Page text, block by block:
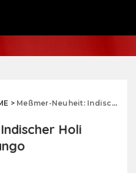
> Meßmer-Neuheit: Indischer Holi Drachenfrucht-Mango
Holi